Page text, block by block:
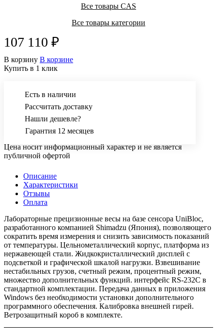
Все товары CAS
Все товары категории
107 110 ₽
В корзину В корзине
Купить в 1 клик
Есть в наличии
Рассчитать доставку
Нашли дешевле?
Гарантия 12 месяцев
Цена носит информационный характер и не является
публичной офертой
Описание
Характеристики
Отзывы
Оплата
Лабораторные прецизионные весы на базе сенсора UniBloc,
разработанного компанией Shimadzu (Япония), позволяющего
сократить время измерения и снизить зависимость показаний
от температуры. Цельнометаллический корпус, платформа из
нержавеющей стали. Жидкокристаллический дисплей с
подсветкой и графической шкалой нагрузки. Взвешивание
нестабильных грузов, счетный режим, процентный режим,
множество дополнительных функций. интерфейс RS-232С в
стандартной комплектации. Передача данных в приложения
Windows без необходимости установки дополнительного
программного обеспечения. Калибровка внешней гирей.
Ветрозащитный короб в комплекте.